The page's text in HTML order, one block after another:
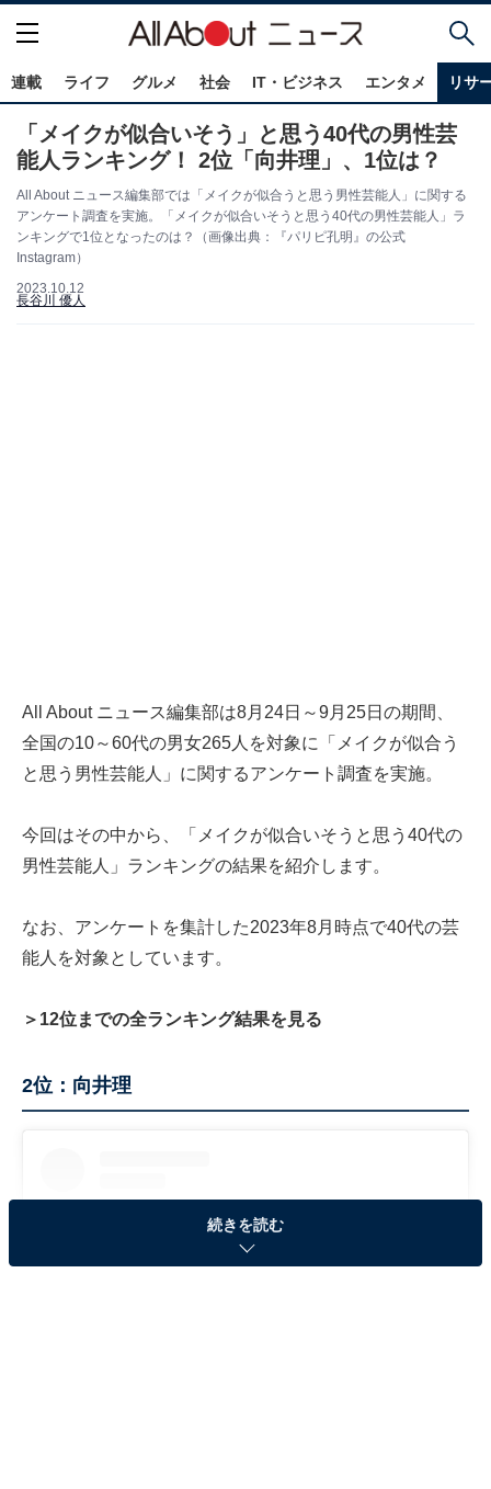
連載 ライフ グルメ 社会 IT・ビジネス エンタメ リサ
「メイクが似合いそう」と思う40代の男性芸
能人ランキング！ 2位「向井理」、1位は？
All About ニュース編集部では「メイクが似合うと思う男性芸能人」に関する
アンケート調査を実施。「メイクが似合いそうと思う40代の男性芸能人」ラ
ンキングで1位となったのは？（画像出典：『パリピ孔明』の公式
Instagram）
2023.10.12
長谷川 優人
All About ニュース編集部は8月24日～9月25日の期間、
全国の10～60代の男女265人を対象に「メイクが似合う
と思う男性芸能人」に関するアンケート調査を実施。
今回はその中から、「メイクが似合いそうと思う40代の
男性芸能人」ランキングの結果を紹介します。
なお、アンケートを集計した2023年8月時点で40代の芸
能人を対象としています。
＞12位までの全ランキング結果を見る
2位：向井理
続きを読む